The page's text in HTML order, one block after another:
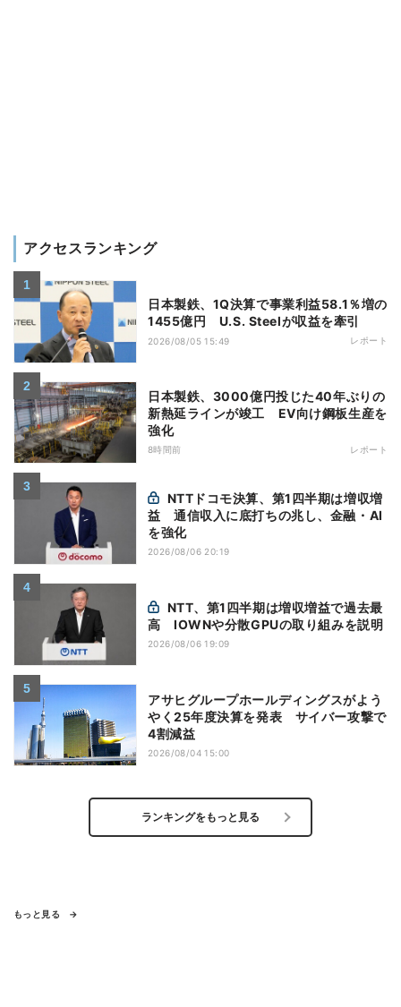
アクセスランキング
日本製鉄、1Q決算で事業利益58.1％増の
1455億円 U.S. Steelが収益を牽引
2026/08/05 15:49 レポート
日本製鉄、3000億円投じた40年ぶりの
新熱延ラインが竣工 EV向け鋼板生産を
強化
8時間前 レポート
益 通信収入に底打ちの兆し、金融・AI
を強化
2026/08/06 20:19
高 IOWNや分散GPUの取り組みを説明
2026/08/06 19:09
アサヒグループホールディングスがよう
やく25年度決算を発表 サイバー攻撃で
4割減益
2026/08/04 15:00
ランキングをもっと見る
もっと見る